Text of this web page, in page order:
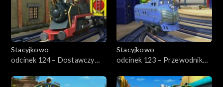
Stacyjkowo
odcinek 124 – Dostawczy
Stacyjkowo
odcinek 123 – Przewodnik